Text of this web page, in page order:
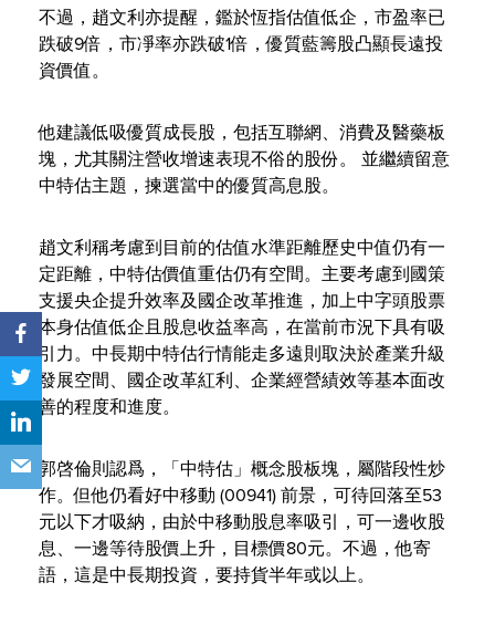
不過，趙文利亦提醒，鑑於恆指估值低企，市盈率已
跌破9倍，市凈率亦跌破1倍，優質藍籌股凸顯長遠投
資價值。
他建議低吸優質成長股，包括互聯網、消費及醫藥板
塊，尤其關注營收增速表現不俗的股份。 並繼續留意
中特估主題，揀選當中的優質高息股。
趙文利稱考慮到目前的估值水準距離歷史中值仍有一
定距離，中特估價值重估仍有空間。主要考慮到國策
支援央企提升效率及國企改革推進，加上中字頭股票
本身估值低企且股息收益率高，在當前市況下具有吸
引力。中長期中特估行情能走多遠則取決於產業升級
發展空間、國企改革紅利、企業經營績效等基本面改
善的程度和進度。
郭啓倫則認爲，「中特估」概念股板塊，屬階段性炒
作。但他仍看好中移動 (00941) 前景，可待回落至53
元以下才吸納，由於中移動股息率吸引，可一邊收股
息、一邊等待股價上升，目標價80元。不過，他寄
語，這是中長期投資，要持貨半年或以上。